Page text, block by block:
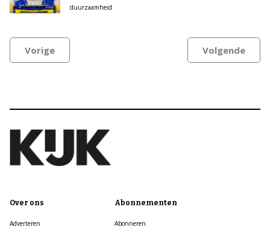
duurzaamheid
Vorige Volgende
Over ons
Adverteren
Abonnementen
Abonneren